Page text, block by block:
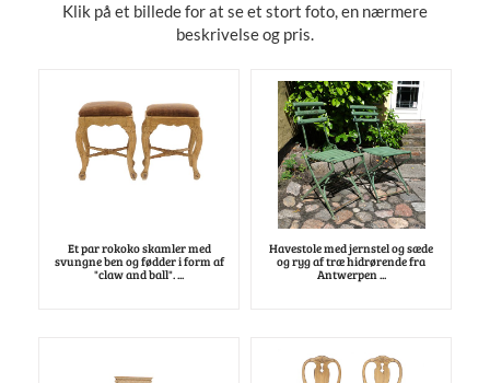
Klik på et billede for at se et stort foto, en nærmere
beskrivelse og pris.
Et par rokoko skamler med
svungne ben og fødder i form af
"claw and ball". ...
Havestole med jernstel og sæde
og ryg af træ hidrørende fra
Antwerpen ...